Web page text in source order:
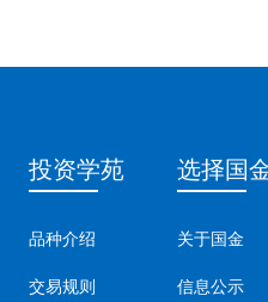
投资学苑
品种介绍
交易规则
选择国
关于国金
信息公示